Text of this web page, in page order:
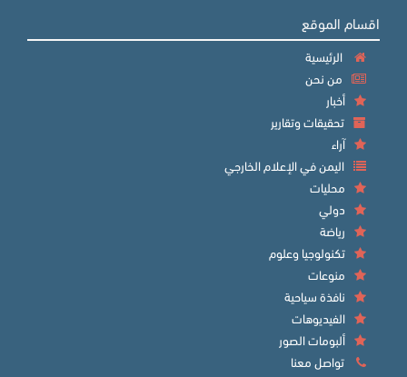
اقسام الموقع
الرئيسية
من نحن
أخبار
تحقيقات وتقارير
آراء
اليمن في الإعلام الخارجي
محليات
دولي
رياضة
تكنولوجيا وعلوم
منوعات
نافذة سياحية
الفيديوهات
ألبومات الصور
تواصل معنا